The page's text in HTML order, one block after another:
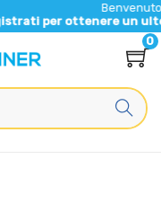
Benvenuto nel
per ottenere un ulteriore
0